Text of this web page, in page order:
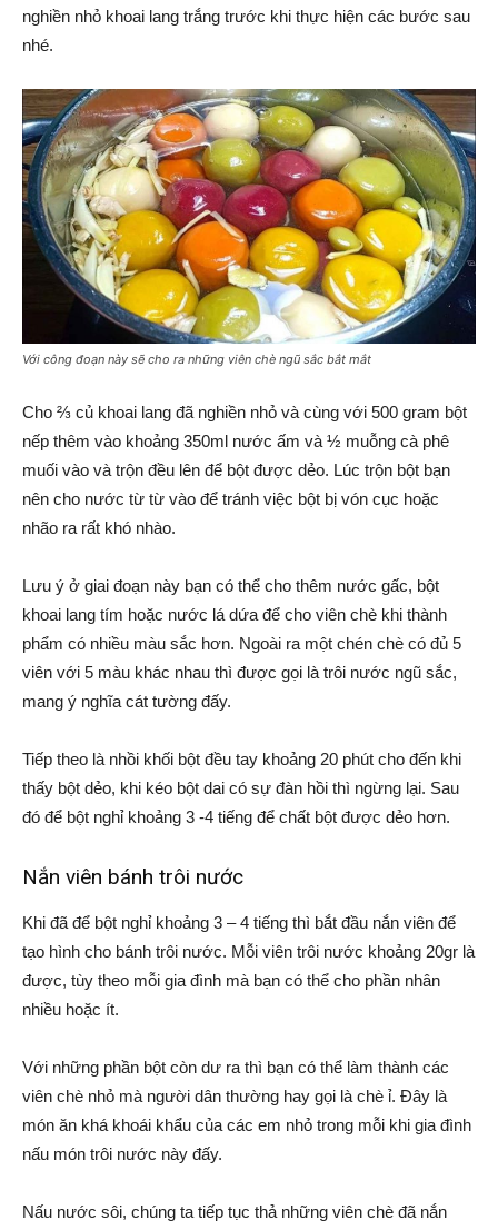
nghiền nhỏ khoai lang trắng trước khi thực hiện các bước sau
nhé.
Với công đoạn này sẽ cho ra những viên chè ngũ sắc bắt mắt
Cho ⅔ củ khoai lang đã nghiền nhỏ và cùng với 500 gram bột
nếp thêm vào khoảng 350ml nước ấm và ½ muỗng cà phê
muối vào và trộn đều lên để bột được dẻo. Lúc trộn bột bạn
nên cho nước từ từ vào để tránh việc bột bị vón cục hoặc
nhão ra rất khó nhào.
Lưu ý ở giai đoạn này bạn có thể cho thêm nước gấc, bột
khoai lang tím hoặc nước lá dứa để cho viên chè khi thành
phẩm có nhiều màu sắc hơn. Ngoài ra một chén chè có đủ 5
viên với 5 màu khác nhau thì được gọi là trôi nước ngũ sắc,
mang ý nghĩa cát tường đấy.
Tiếp theo là nhồi khối bột đều tay khoảng 20 phút cho đến khi
thấy bột dẻo, khi kéo bột dai có sự đàn hồi thì ngừng lại. Sau
đó để bột nghỉ khoảng 3 -4 tiếng để chất bột được dẻo hơn.
Nắn viên bánh trôi nước
Khi đã để bột nghỉ khoảng 3 – 4 tiếng thì bắt đầu nắn viên để
tạo hình cho bánh trôi nước. Mỗi viên trôi nước khoảng 20gr là
được, tùy theo mỗi gia đình mà bạn có thể cho phần nhân
nhiều hoặc ít.
Với những phần bột còn dư ra thì bạn có thể làm thành các
viên chè nhỏ mà người dân thường hay gọi là chè ỉ. Đây là
món ăn khá khoái khẩu của các em nhỏ trong mỗi khi gia đình
nấu món trôi nước này đấy.
Nấu nước sôi, chúng ta tiếp tục thả những viên chè đã nắn